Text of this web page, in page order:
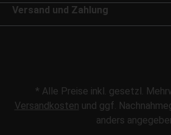
Versand und Zahlung
* Alle Preise inkl. gesetzl.
Versandkosten und ggf.
anders